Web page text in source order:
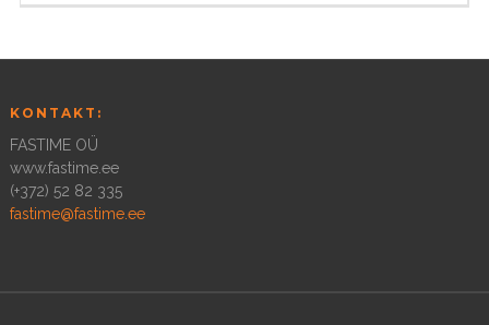
KONTAKT:
FASTIME OÜ
www.fastime.ee
(+372) 52 82 335
fastime@fastime.ee